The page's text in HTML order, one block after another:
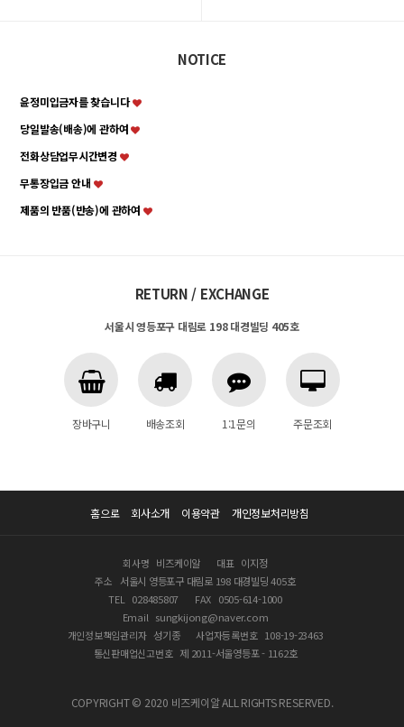
NOTICE
윤정미입금자를 찾습니다
당일발송(배송)에 관하여
전화상담업무시간변경
무통장입금 안내
제품의 반품(반송)에 관하여
RETURN / EXCHANGE
서울시 영등포구 대림로 198 대경빌딩 405호
장바구니 배송조회 1:1문의 주문조회
홈으로 회사소개 이용약관 개인정보처리방침
회사명 비즈케이알 대표 이지정
주소
서울시 영등포구 대림로 198 대경빌딩 405호
TEL
028485807 FAX 0505-614-1000
Email sungkijong@naver.com
개인정보책임관리자 성기종 사업자등록번호 108-19-23463
통신판매업신고번호 제 2011-서울영등포 - 1162호
COPYRIGHT © 2020 비즈케이알 ALL RIGHTS RESERVED.